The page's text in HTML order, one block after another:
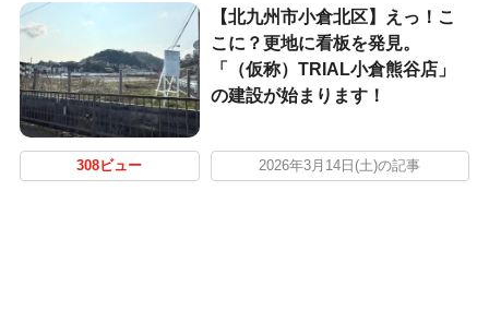
【北九州市小倉北区】えっ！こ
こに？更地に看板を発見。
「（仮称）TRIAL小倉熊谷店」
の建設が始まります！
308ビュー 2026年3月14日(土)の記事